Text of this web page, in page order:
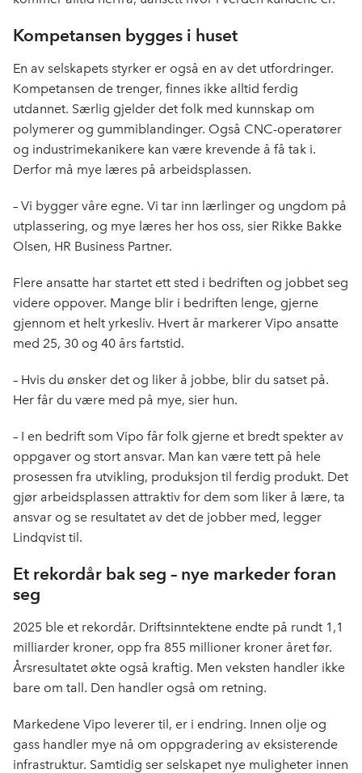
Kompetansen bygges i huset
En av selskapets styrker er også en av det utfordringer.
Kompetansen de trenger, finnes ikke alltid ferdig
utdannet. Særlig gjelder det folk med kunnskap om
polymerer og gummiblandinger. Også CNC-operatører
og industrimekanikere kan være krevende å få tak i.
Derfor må mye læres på arbeidsplassen.
– Vi bygger våre egne. Vi tar inn lærlinger og ungdom på
utplassering, og mye læres her hos oss, sier Rikke Bakke
Olsen, HR Business Partner.
Flere ansatte har startet ett sted i bedriften og jobbet seg
videre oppover. Mange blir i bedriften lenge, gjerne
gjennom et helt yrkesliv. Hvert år markerer Vipo ansatte
med 25, 30 og 40 års fartstid.
– Hvis du ønsker det og liker å jobbe, blir du satset på.
Her får du være med på mye, sier hun.
– I en bedrift som Vipo får folk gjerne et bredt spekter av
oppgaver og stort ansvar. Man kan være tett på hele
prosessen fra utvikling, produksjon til ferdig produkt. Det
gjør arbeidsplassen attraktiv for dem som liker å lære, ta
ansvar og se resultatet av det de jobber med, legger
Lindqvist til.
Et rekordår bak seg – nye markeder foran
seg
2025 ble et rekordår. Driftsinntektene endte på rundt 1,1
milliarder kroner, opp fra 855 millioner kroner året før.
Årsresultatet økte også kraftig. Men veksten handler ikke
bare om tall. Den handler også om retning.
Markedene Vipo leverer til, er i endring. Innen olje og
gass handler mye nå om oppgradering av eksisterende
infrastruktur. Samtidig ser selskapet nye muligheter innen